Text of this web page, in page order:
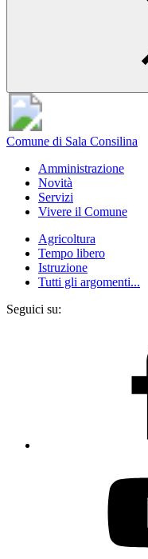
Comune di Sala Consilina
Amministrazione
Novità
Servizi
Vivere il Comune
Agricoltura
Tempo libero
Istruzione
Tutti gli argomenti...
Seguici su: